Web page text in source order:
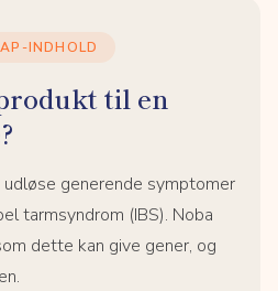
INDHOLD
til en
generende symptomer
tarmsyndrom (IBS). Noba
dette kan give gener, og